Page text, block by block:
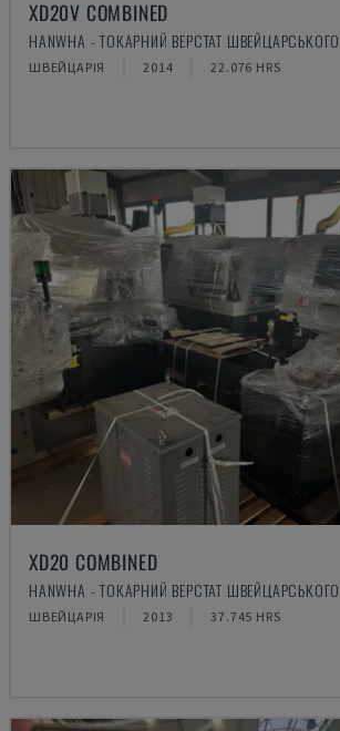
XD20V COMBINED
HANWHA - ТОКАРНИЙ ВЕРСТАТ
ШВЕЙЦАРІЯ 2014 22.076 HRS
XD20 COMBINED
HANWHA - ТОКАРНИЙ ВЕРСТАТ
ШВЕЙЦАРІЯ 2013 37.745 HRS